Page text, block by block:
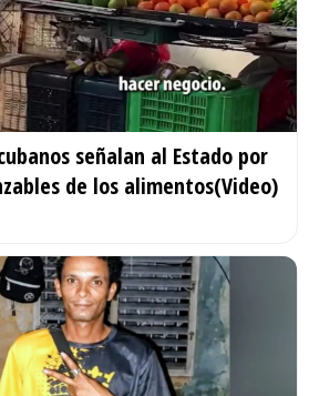
señalan al Estado por
de los alimentos(Video)